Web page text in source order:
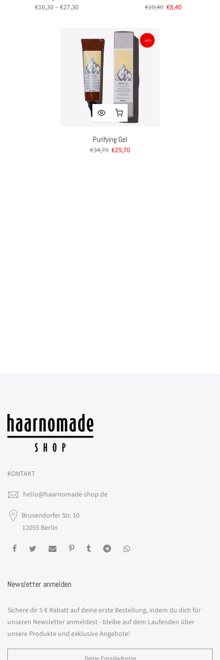
€16,30 – €27,30 €10,40 €8,40
-14%
Purifying Gel
€34,70 €29,70
KONTAKT
hello@haarnomade-shop.de
Brusendorfer Str. 10
12055 Berlin
Newsletter anmelden
Sichere dir 5 € Rabatt auf deine erste Bestellung, indem du dich für
unseren Newsletter anmeldest - bleibe auf dem Laufenden über
unsere Produkte und exklusive Angebote!